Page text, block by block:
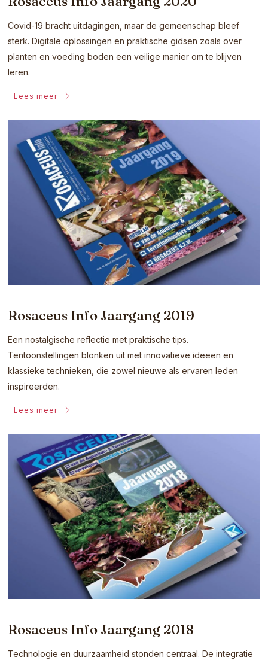
Covid-19 bracht uitdagingen, maar de gemeenschap bleef
sterk. Digitale oplossingen en praktische gidsen zoals over
planten en voeding boden een veilige manier om te blijven
leren.
Lees meer
Rosaceus Info Jaargang 2019
Een nostalgische reflectie met praktische tips.
Tentoonstellingen blonken uit met innovatieve ideeën en
klassieke technieken, die zowel nieuwe als ervaren leden
inspireerden.
Lees meer
Rosaceus Info Jaargang 2018
Technologie en duurzaamheid stonden centraal. De integratie